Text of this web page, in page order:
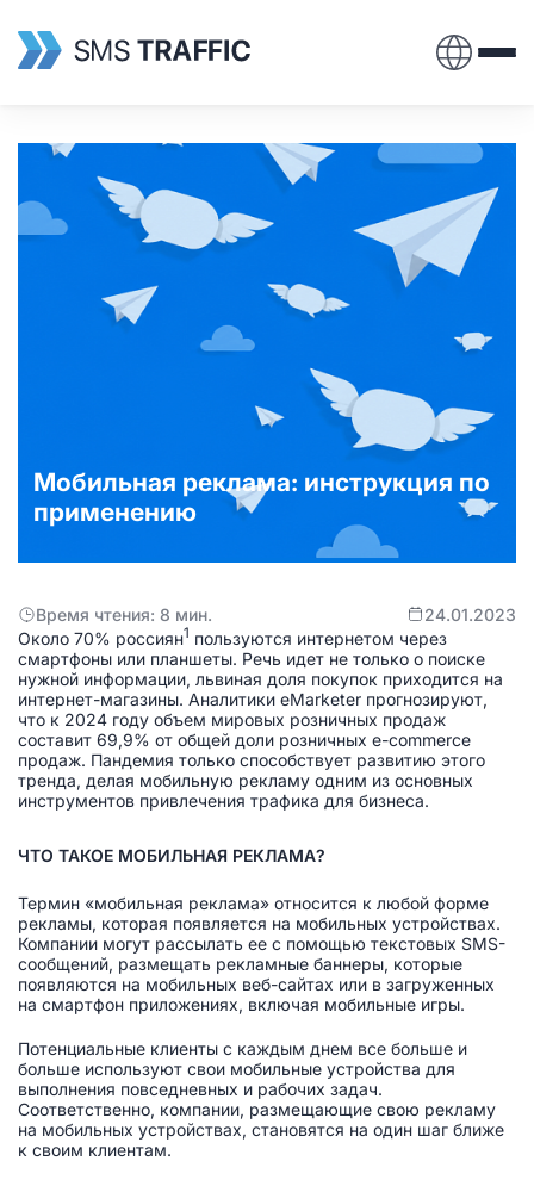
Мобильная реклама: инструкция по
применению
Время чтения: 8 мин.
24.01.2023
Около 70% россиян1 пользуются интернетом через
смартфоны или планшеты. Речь идет не только о поиске
нужной информации, львиная доля покупок приходится на
интернет-магазины. Аналитики eMarketer прогнозируют,
что к 2024 году объем мировых розничных продаж
составит 69,9% от общей доли розничных e-commerce
продаж. Пандемия только способствует развитию этого
тренда, делая мобильную рекламу одним из основных
инструментов привлечения трафика для бизнеса.
ЧТО ТАКОЕ МОБИЛЬНАЯ РЕКЛАМА?
Термин «мобильная реклама» относится к любой форме
рекламы, которая появляется на мобильных устройствах.
Компании могут рассылать ее с помощью текстовых SMS-
сообщений, размещать рекламные баннеры, которые
появляются на мобильных веб-сайтах или в загруженных
на смартфон приложениях, включая мобильные игры.
Потенциальные клиенты с каждым днем все больше и
больше используют свои мобильные устройства для
выполнения повседневных и рабочих задач.
Соответственно, компании, размещающие свою рекламу
на мобильных устройствах, становятся на один шаг ближе
к своим клиентам.